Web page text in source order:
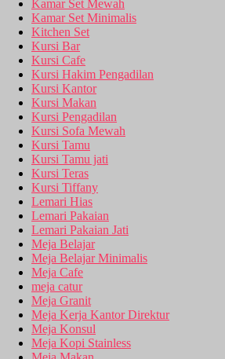
Kamar Set Mewah
Kamar Set Minimalis
Kitchen Set
Kursi Bar
Kursi Cafe
Kursi Hakim Pengadilan
Kursi Kantor
Kursi Makan
Kursi Pengadilan
Kursi Sofa Mewah
Kursi Tamu
Kursi Tamu jati
Kursi Teras
Kursi Tiffany
Lemari Hias
Lemari Pakaian
Lemari Pakaian Jati
Meja Belajar
Meja Belajar Minimalis
Meja Cafe
meja catur
Meja Granit
Meja Kerja Kantor Direktur
Meja Konsul
Meja Kopi Stainless